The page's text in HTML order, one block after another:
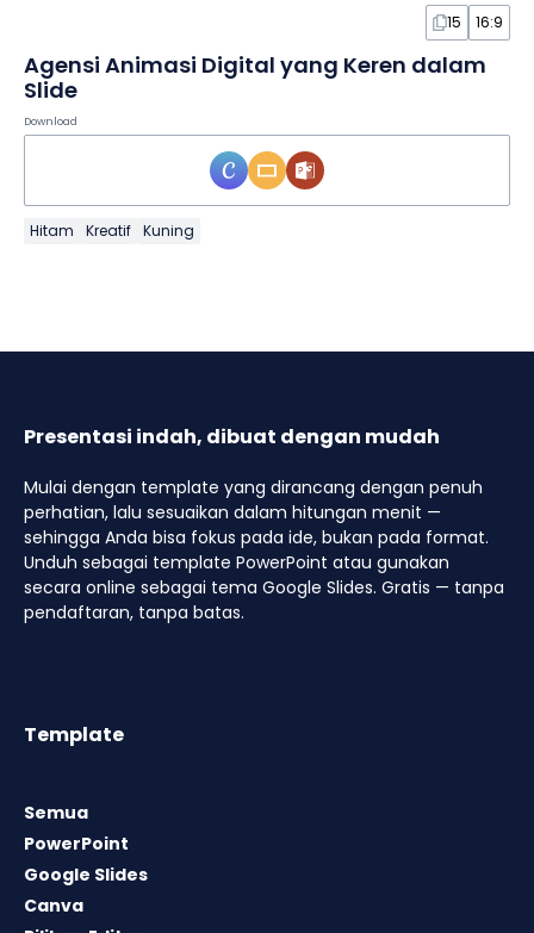
15 16:9
Agensi Animasi Digital yang Keren dalam
Slide
Download
Hitam Kreatif Kuning
Presentasi indah, dibuat dengan mudah
Mulai dengan template yang dirancang dengan penuh
perhatian, lalu sesuaikan dalam hitungan menit —
sehingga Anda bisa fokus pada ide, bukan pada format.
Unduh sebagai template PowerPoint atau gunakan
secara online sebagai tema Google Slides. Gratis — tanpa
pendaftaran, tanpa batas.
Template
Semua
PowerPoint
Google Slides
Canva